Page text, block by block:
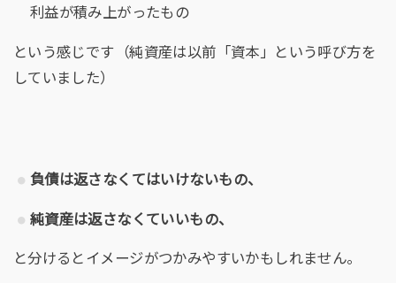
利益が積み上がったもの
という感じです（純資産は以前「資本」という呼び方を
していました）
負債は返さなくてはいけないもの、
純資産は返さなくていいもの、
と分けるとイメージがつかみやすいかもしれません。